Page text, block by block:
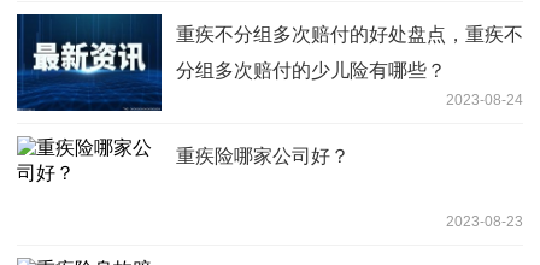
重疾不分组多次赔付的好处盘点，重疾不
分组多次赔付的少儿险有哪些？
2023-08-24
重疾险哪家公司好？
2023-08-23